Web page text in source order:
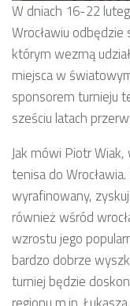
W dniach 16-22
Wrocławiu odbędzie
którym wezmą
miejsca w
sponsorem turnieju
sześciu latach
Jak mówi Piotr
tenisa do
wyrafinowany,
również wśród
wzrostu jego
bardzo dobrze
turniej będzie